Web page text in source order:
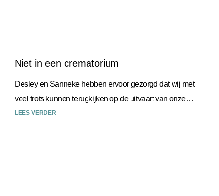
Niet in een crematorium
Desley en Sanneke hebben ervoor gezorgd dat wij met
veel trots kunnen terugkijken op de uitvaart van onze
zoon. Toen we van hen hoorden dat
LEES VERDER